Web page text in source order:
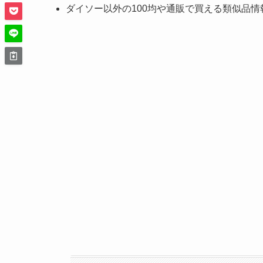
ダイソー以外の100均や通販で買える類似品情